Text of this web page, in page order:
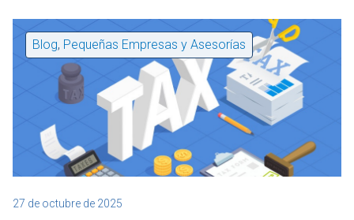
Blog, Pequeñas Empresas y Asesorías
27 de octubre de 2025